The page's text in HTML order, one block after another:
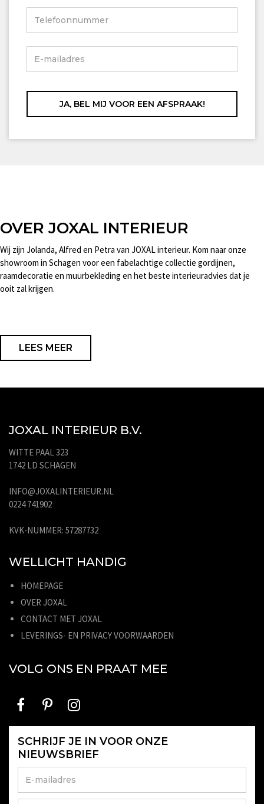
OVER JOXAL INTERIEUR
Wij zijn Jolanda, Alfred en Petra van JOXAL interieur. Kom naar onze
showroom in Schagen voor een fabelachtige collectie gordijnen,
raamdecoratie en muurbekleding en het beste interieuradvies dat je
ooit zal krijgen.
LEES MEER
JOXAL INTERIEUR B.V.
WITTE PAAL 323
1742 LD SCHAGEN
INFO@JOXALINTERIEUR.NL
0224 741902
KVK-NUMMER: 57287732
WELLICHT HANDIG
HOMEPAGE
OVER JOXAL
CONTACT MET JOXAL
LEVERINGS- EN PRIVACY VOORWAARDEN
VOLG ONS EN PRAAT MEE
SCHRIJF JE IN VOOR ONZE
NIEUWSBRIEF